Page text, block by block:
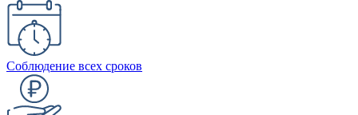
Соблюдение всех сроков